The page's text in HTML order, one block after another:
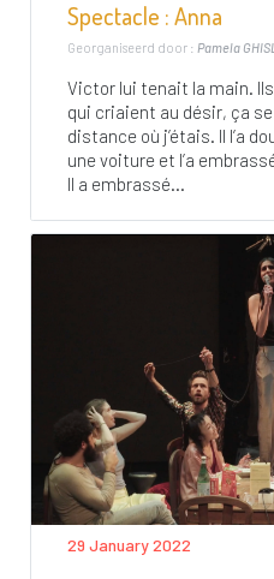
Spectacle : Anna
Georganiseerd door : Pamela
Victor lui tenait la main.
qui criaient au désir, ça
distance où j’étais. Il l’a
une voiture et l’a
Il a embrassé...
29 January 2022